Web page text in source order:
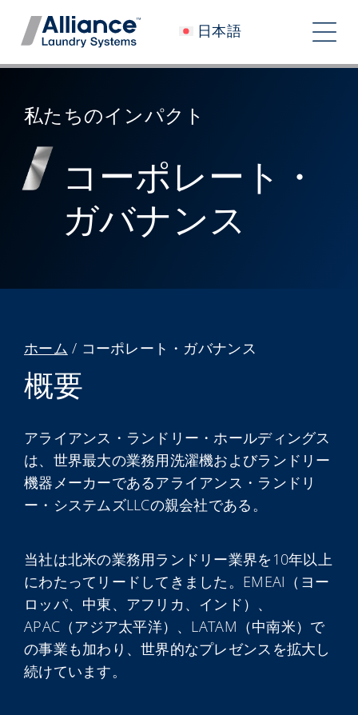
日本語
ト
私たちと働く
私たちのインパクト
採用情報
投資家
My Alliance
私たちのインパクト
コーポレート・
ガバナンス
ホーム / コーポレート・ガバナンス
概要
アライアンス・ランドリー・ホールディングス
は、世界最大の業務用洗濯機およびランドリー
機器メーカーであるアライアンス・ランドリ
ー・システムズLLCの親会社である。
当社は北米の業務用ランドリー業界を10年以上
にわたってリードしてきました。EMEAI（ヨー
ロッパ、中東、アフリカ、インド）、
APAC（アジア太平洋）、LATAM（中南米）で
の事業も加わり、世界的なプレゼンスを拡大し
続けています。